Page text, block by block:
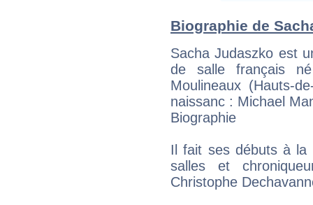
Biographie de
Sacha Judaszko est
de salle français
Moulineaux (Hauts-
naissanc : Michael
Biographie
Il fait ses débuts à la
salles et
Christophe